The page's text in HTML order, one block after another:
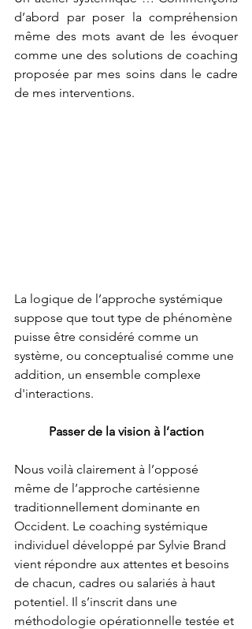
d’abord par poser la compréhension
même des mots avant de les évoquer
comme une des solutions de coaching
proposée par mes soins dans le cadre
de mes interventions.
La logique de l’approche systémique
suppose que tout type de phénomène
puisse être considéré comme un
système, ou conceptualisé comme une
addition, un ensemble complexe
d'interactions.
Passer de la vision à l’action
Nous voilà clairement à l’opposé
même de l’approche cartésienne
traditionnellement dominante en
Occident. Le coaching systémique
individuel développé par Sylvie Brand
vient répondre aux attentes et besoins
de chacun, cadres ou salariés à haut
potentiel. Il s’inscrit dans une
méthodologie opérationnelle testée et